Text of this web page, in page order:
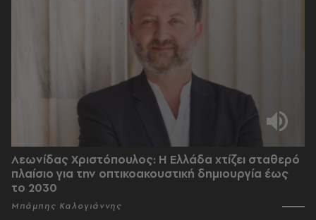
Λεωνίδας Χριστόπουλος: Η Ελλάδα χτίζει σταθερό
πλαίσιο για την οπτικοακουστική δημιουργία έως
το 2030
Μπάμπης Καλογιάννης